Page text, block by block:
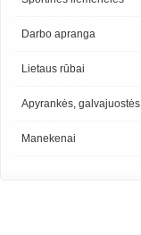
Darbo apranga
Lietaus rūbai
Apyrankės, galvajuostės
Manekenai